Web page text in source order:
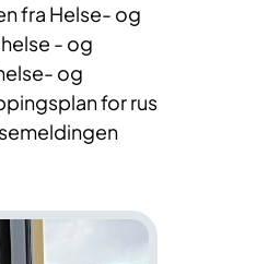
fra Helse- og
- og
og
for rus